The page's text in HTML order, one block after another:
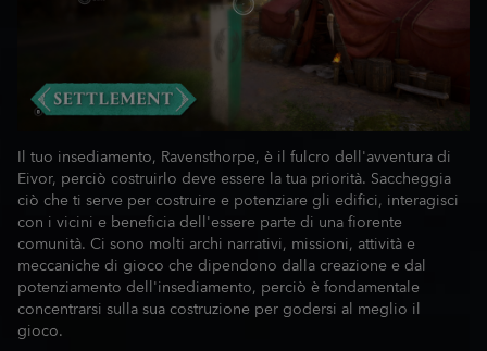
Il tuo insediamento, Ravensthorpe, è il fulcro dell'avventura di
Eivor, perciò costruirlo deve essere la tua priorità. Saccheggia
ciò che ti serve per costruire e potenziare gli edifici, interagisci
con i vicini e beneficia dell'essere parte di una fiorente
comunità. Ci sono molti archi narrativi, missioni, attività e
meccaniche di gioco che dipendono dalla creazione e dal
potenziamento dell'insediamento, perciò è fondamentale
concentrarsi sulla sua costruzione per godersi al meglio il
gioco.